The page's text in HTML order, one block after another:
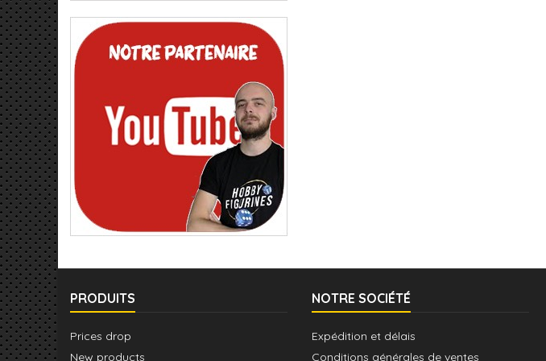
PRODUITS
Prices drop
New products
NOTRE SOCIÉTÉ
Expédition et délais
Conditions générales de ventes